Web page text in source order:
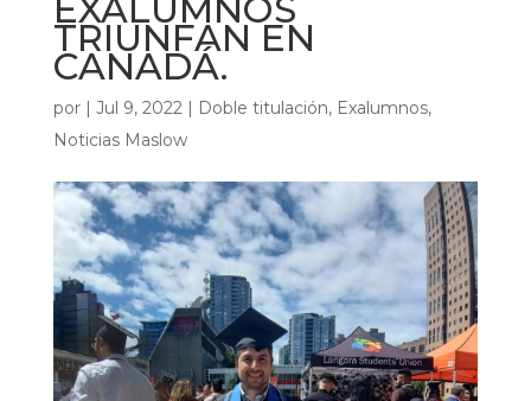
EXALUMNOS
TRIUNFAN EN
CANADÁ.
por | Jul 9, 2022| Doble titulación, Exalumnos,
Noticias Maslow